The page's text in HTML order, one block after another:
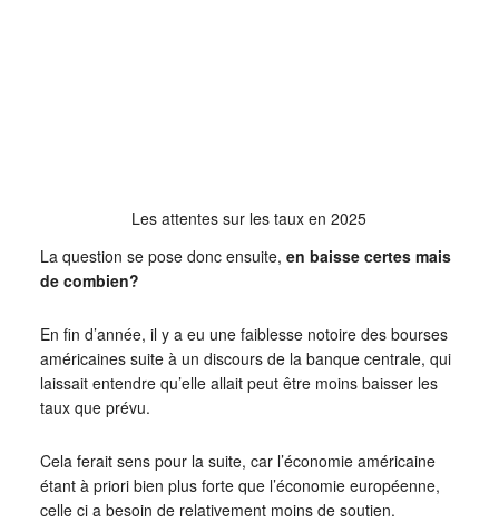
Les attentes sur les taux en 2025
La question se pose donc ensuite, en baisse certes mais
de combien?
En fin d’année, il y a eu une faiblesse notoire des bourses
américaines suite à un discours de la banque centrale, qui
laissait entendre qu’elle allait peut être moins baisser les
taux que prévu.
Cela ferait sens pour la suite, car l’économie américaine
étant à priori bien plus forte que l’économie européenne,
celle ci a besoin de relativement moins de soutien.